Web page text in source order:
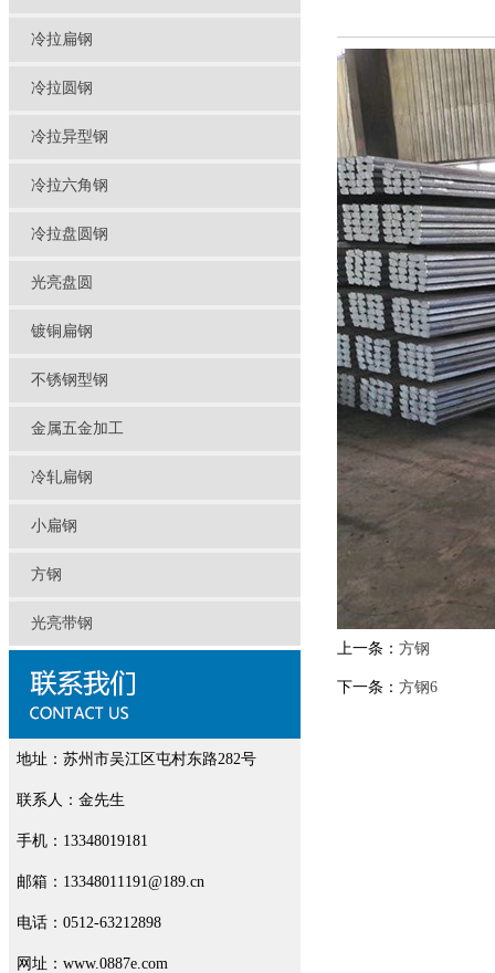
冷拉扁钢
冷拉圆钢
冷拉异型钢
冷拉六角钢
冷拉盘圆钢
光亮盘圆
镀铜扁钢
不锈钢型钢
金属五金加工
冷轧扁钢
小扁钢
方钢
光亮带钢
地址：苏州市吴江区屯村东路282号
联系人：金先生
手机：13348019181
邮箱：13348011191@189.cn
电话：0512-63212898
网址：www.0887e.com
上一条： 方钢
下一条： 方钢6